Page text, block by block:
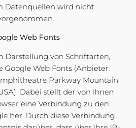
Datenquellen wird nicht
Web Fonts
Darstellung von Schriftarten,
Google Web Fonts (Anbieter:
Parkway Mountain
Dabei stellt der von Ihnen
eine Verbindung zu den
her. Durch diese Verbindung